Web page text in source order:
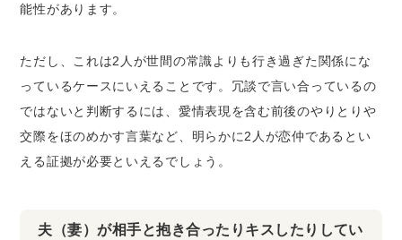
能性があります。
ただし、これは2人が世間の常識よりも行き過ぎた関係にな
っているケースにいえることです。冗談で言い合っているの
ではないと判断するには、愛情表現を含む前後のやりとりや
交際をほのめかす言葉など、明らかに2人が恋仲であるとい
える証拠が必要といえるでしょう。
夫（妻）が相手と抱き合ったりキスしたりしてい